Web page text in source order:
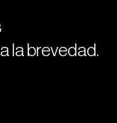
la brevedad.